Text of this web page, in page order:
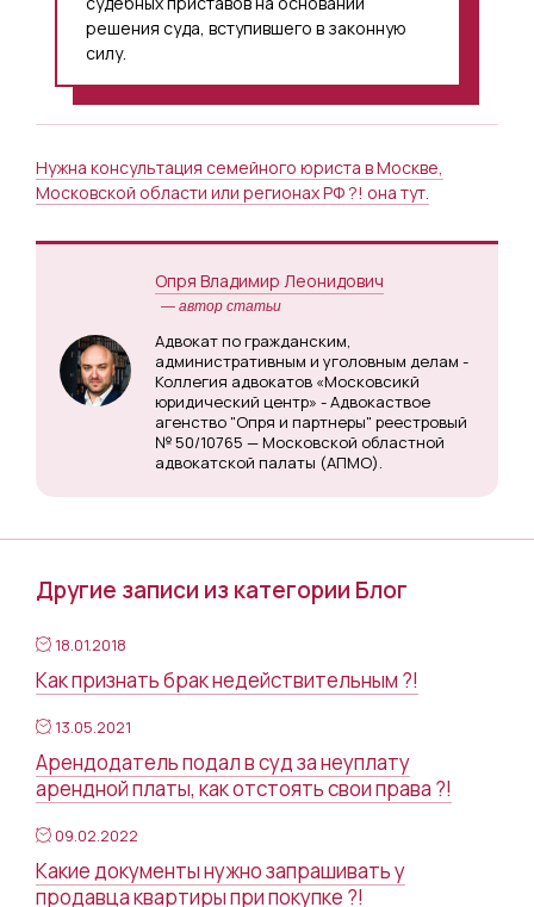
решения суда, вступившего в законную
силу.
Нужна консультация семейного юриста в Москве,
Московской области или регионах РФ ?! она тут.
Опря Владимир Леонидович
— автор статьи
Адвокат по гражданским,
административным и уголовным делам -
Коллегия адвокатов «Московсикй
юридический центр» - Адвокаствое
агенство "Опря и партнеры" реестровый
№ 50/10765 — Московской областной
адвокатской палаты (АПМО).
Другие записи из категории Блог
18.01.2018
Как признать брак недействительным ?!
13.05.2021
Арендодатель подал в суд за неуплату
арендной платы, как отстоять свои права ?!
09.02.2022
Какие документы нужно запрашивать у
продавца квартиры при покупке ?!